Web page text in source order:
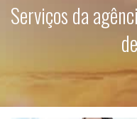
Serviços da